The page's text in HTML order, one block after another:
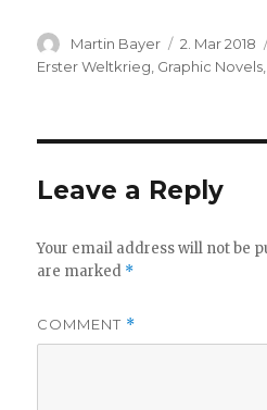
Author
Martin Bayer
Posted
on
2. Mar 2018
Erster Weltkrieg Graphic Novels
Leave a Reply
Your email address will not be
are marked *
COMMENT *